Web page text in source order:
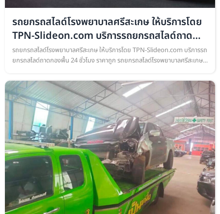
รถยกรถสไลด์โรงพยาบาลศรีสะเกษ ให้บริการโดย
TPN-Slideon.com บริการรถยกรถสไลด์ถาด
กอง
รถยกรถสไลด์โรงพยาบาลศรีสะเกษ ให้บริการโดย TPN-Slideon.com บริการรถ
ยกรถสไลด์ถาดกองพื้น 24 ชั่วโมง ราคาถูก รถยกรถสไลด์โรงพยาบาลศรีสะเกษ